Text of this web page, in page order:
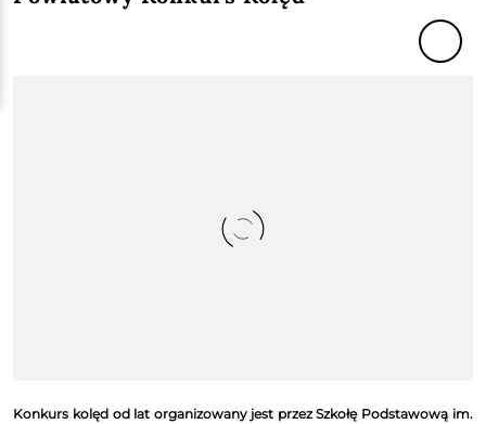
Konkurs kolęd od lat organizowany jest przez Szkołę Podstawową im.